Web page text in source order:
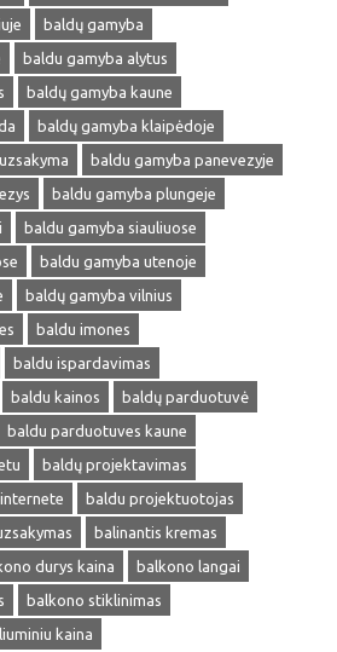
baldų gamyba
baldu gamyba alytus
baldų gamyba kaune
baldų gamyba klaipėdoje
baldu gamyba panevezyje
baldu gamyba plungeje
baldu gamyba siauliuose
baldu gamyba utenoje
baldų gamyba vilnius
baldu imones
baldu ispardavimas
baldu kainos
baldų parduotuvė
baldu parduotuves kaune
baldų projektavimas
baldu projektuotojas
balinantis kremas
durys kaina
balkono langai
balkono stiklinimas
kaina